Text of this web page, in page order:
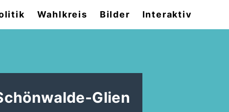
Wahlkreis Bilder Interaktiv
Glien